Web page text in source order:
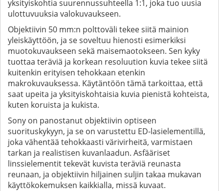
yksityiskohtia suurennussuhteella 1:1, joka tuo uusia
ulottuvuuksia valokuvaukseen.
Objektiivin 50 mm:n polttoväli tekee siitä mainion
yleiskäyttöön, ja se soveltuu hienosti esimerkiksi
muotokuvaukseen sekä maisemaotokseen. Sen kyky
tuottaa teräviä ja korkean resoluution kuvia tekee siitä
kuitenkin erityisen tehokkaan etenkin
makrokuvauksessa. Käytäntöön tämä tarkoittaa, että
saat upeita ja yksityiskohtaisia kuvia pienistä kohteista,
kuten koruista ja kukista.
Sony on panostanut objektiivin optiseen
suorituskykyyn, ja se on varustettu ED-lasielementillä,
joka vähentää tehokkaasti värivirheitä, varmistaen
tarkan ja realistisen kuvanlaadun. Asfääriset
linssielementit tekevät kuvista teräviä reunasta
reunaan, ja objektiivin hiljainen suljin takaa mukavan
käyttökokemuksen kaikkialla, missä kuvaat.